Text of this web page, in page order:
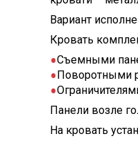
Вариант
Кровать
Съемными
Поворотными
Панели возле
На кровать